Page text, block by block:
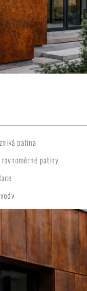
patina
patiny
pro rychlejší patinu
ocelí